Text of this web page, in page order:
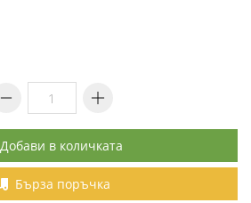
Добави в количката
Бърза поръчка